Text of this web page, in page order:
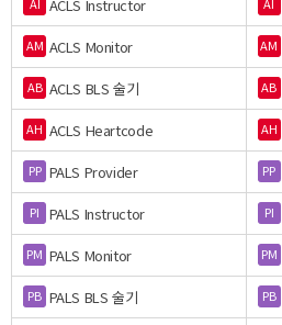
AI ACLS Instructor AI
AM ACLS Monitor AM
AB ACLS BLS 술기 AB
AH ACLS Heartcode AH
PP PALS Provider PP
PI PALS Instructor PI
PM PALS Monitor PM
PB PALS BLS 술기 PB